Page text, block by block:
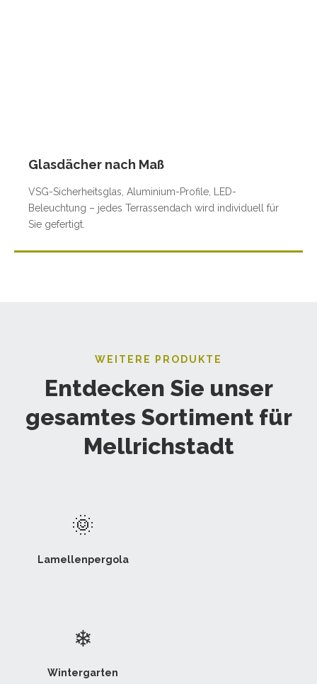
Glasdächer nach Maß
VSG-Sicherheitsglas, Aluminium-Profile, LED-
Beleuchtung – jedes Terrassendach wird individuell für
Sie gefertigt.
WEITERE PRODUKTE
Entdecken Sie unser
gesamtes Sortiment für
Mellrichstadt
🌞
Lamellenpergola
❄
Wintergarten